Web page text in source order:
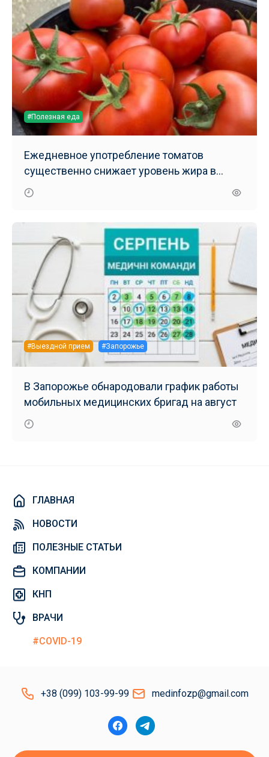
#Полезная еда
Ежедневное употребление томатов
существенно снижает уровень жира в
печени – результаты нового исследования
#Выездной прием #Запорожье
В Запорожье обнародовали график работы
мобильных медицинских бригад на август
ГЛАВНАЯ
НОВОСТИ
ПОЛЕЗНЫЕ СТАТЬИ
КОМПАНИИ
КНП
ВРАЧИ
#COVID-19
+38 (099) 103-99-99 medinfozp@gmail.com